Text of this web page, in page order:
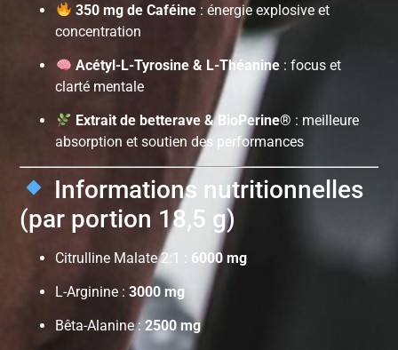
350 mg de Caféine: énergie explosive et
concentration
Acétyl-L-Tyrosine & L-Théanine: focus et
clarté mentale
Extrait de betterave & BioPerine® : meilleure
absorption et soutien des performances
Informations nutritionnelles
(par portion 18,5 g)
Citrulline Malate 2:1 : 6000 mg
L-Arginine :3000 mg
Bêta-Alanine :2500 mg